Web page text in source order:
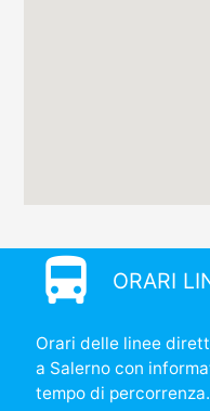
directions_bus ORARI
Orari delle linee
a Salerno con
tempo di percorrenza.